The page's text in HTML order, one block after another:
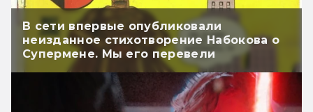
В сети впервые опубликовали
неизданное стихотворение Набокова о
Супермене. Мы его перевели